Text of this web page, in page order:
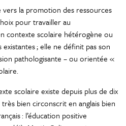
la promotion des ressources
pour travailler au
contexte scolaire hétérogène ou
; elle ne définit pas son
pathologisante – ou orientée «
scolaire existe depuis plus de dix
bien circonscrit en anglais bien
: l’éducation positive